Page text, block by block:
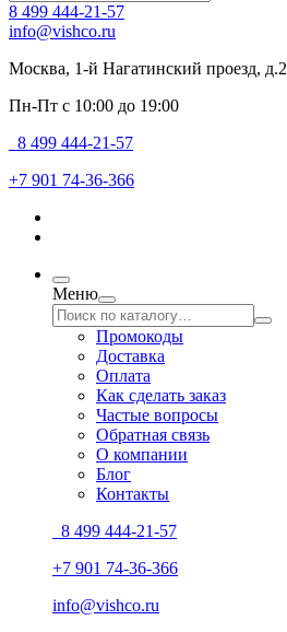
8 499 444-21-57
info@vishco.ru
Москва, 1-й Нагатинский проезд, д.2
Пн-Пт с 10:00 до 19:00
8 499 444-21-57
+7 901 74-36-366
Меню
Промокоды
Доставка
Оплата
Как сделать заказ
Частые вопросы
Обратная связь
О компании
Блог
Контакты
8 499 444-21-57
+7 901 74-36-366
info@vishco.ru